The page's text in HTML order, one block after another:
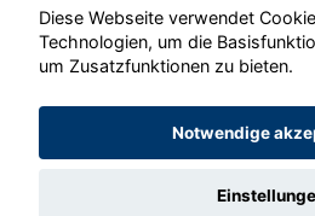
© konjunkturmotor.de
Diese Webseite verwendet
Technologien, um die
um Zusatzfunktionen zu bieten.
Notwendige